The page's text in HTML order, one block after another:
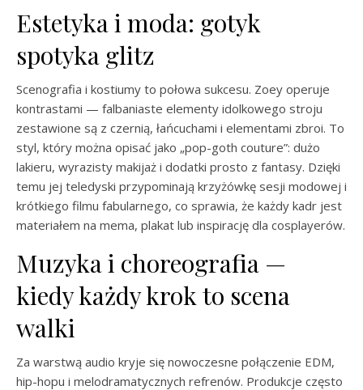
Estetyka i moda: gotyk
spotyka glitz
Scenografia i kostiumy to połowa sukcesu. Zoey operuje
kontrastami — falbaniaste elementy idolkowego stroju
zestawione są z czernią, łańcuchami i elementami zbroi. To
styl, który można opisać jako „pop-goth couture”: dużo
lakieru, wyrazisty makijaż i dodatki prosto z fantasy. Dzięki
temu jej teledyski przypominają krzyżówkę sesji modowej i
krótkiego filmu fabularnego, co sprawia, że każdy kadr jest
materiałem na mema, plakat lub inspirację dla cosplayerów.
Muzyka i choreografia —
kiedy każdy krok to scena
walki
Za warstwą audio kryje się nowoczesne połączenie EDM,
hip-hopu i melodramatycznych refrenów. Produkcje często